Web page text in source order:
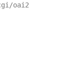
oai2